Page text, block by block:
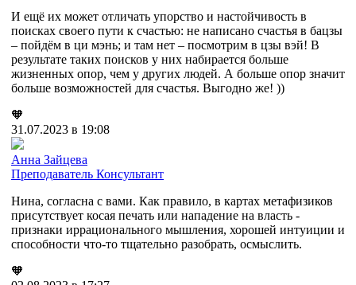
И ещё их может отличать упорство и настойчивость в
поисках своего пути к счастью: не написано счастья в бацзы
– пойдём в ци мэнь; и там нет – посмотрим в цзы вэй! В
результате таких поисков у них набирается больше
жизненных опор, чем у других людей. А больше опор значит
больше возможностей для счастья. Выгодно же! ))
🧡
31.07.2023 в 19:08
Анна Зайцева
Преподаватель Консультант
Нина, согласна с вами. Как правило, в картах метафизиков
присутствует косая печать или нападение на власть -
признаки иррационального мышления, хорошей интуиции и
способности что-то тщательно разобрать, осмыслить.
🧡